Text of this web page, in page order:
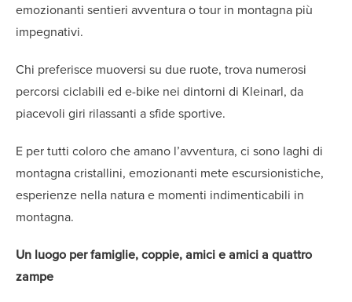
emozionanti sentieri avventura o tour in montagna più
impegnativi.
Chi preferisce muoversi su due ruote, trova numerosi
percorsi ciclabili ed e-bike nei dintorni di Kleinarl, da
piacevoli giri rilassanti a sfide sportive.
E per tutti coloro che amano l’avventura, ci sono laghi di
montagna cristallini, emozionanti mete escursionistiche,
esperienze nella natura e momenti indimenticabili in
montagna.
Un luogo per famiglie, coppie, amici e amici a quattro
zampe